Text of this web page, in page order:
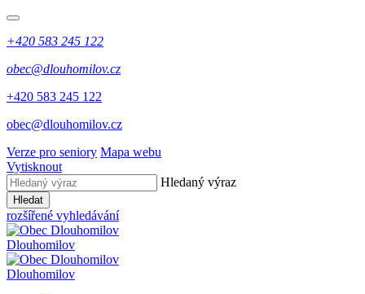
+420 583 245 122
obec@dlouhomilov.cz
+420 583 245 122
obec@dlouhomilov.cz
Verze pro seniory Mapa webu
Vytisknout
Hledaný výraz
Hledat
rozšířené vyhledávání
Dlouhomilov
Dlouhomilov